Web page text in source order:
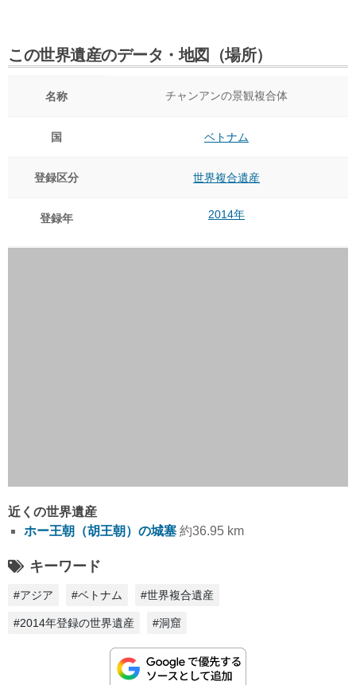
この世界遺産のデータ・地図（場所）
名称 チャンアンの景観複合体
国 ベトナム
登録区分 世界複合遺産
登録年 2014年
近くの世界遺産
ホー王朝（胡王朝）の城塞 約36.95 km
キーワード
#アジア #ベトナム #世界複合遺産
#2014年登録の世界遺産 #洞窟